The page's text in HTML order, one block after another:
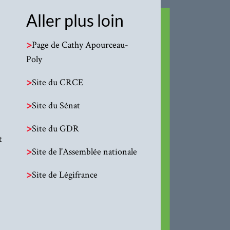
Aller plus loin
>Page de Cathy Apourceau-
Poly
>Site du CRCE
>Site du Sénat
>Site du GDR
>Site de l'Assemblée nationale
>Site de Légifrance